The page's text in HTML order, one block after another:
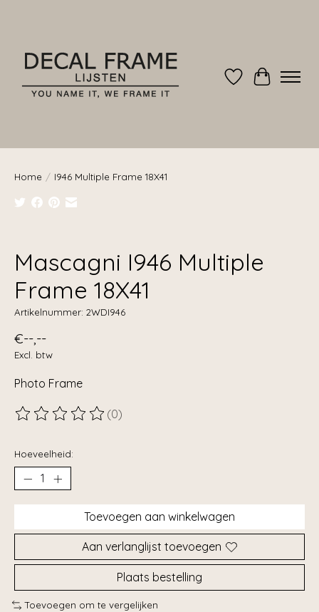
Verlanglijst
Home / I946 Multiple Frame 18X41
Mascagni I946 Multiple
Frame 18X41
Artikelnummer: 2WDI946
€--,--
Excl. btw
Photo Frame
De beoordeling van dit product is
(0)
Hoeveelheid:
Toevoegen aan winkelwagen
Aan verlanglijst toevoegen
Plaats bestelling
Toevoegen om te vergelijken